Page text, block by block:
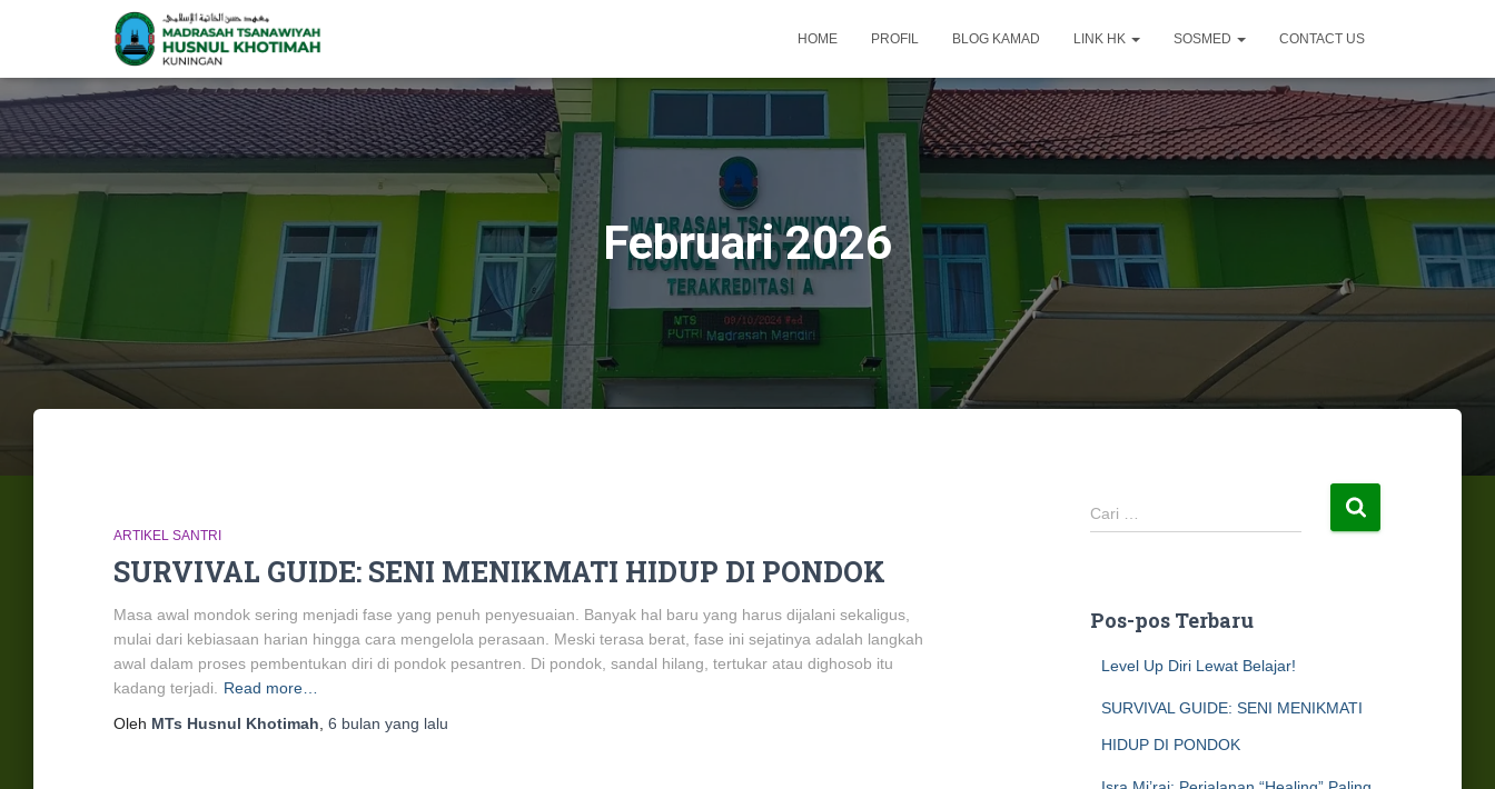
HOME PROFIL BLOG KAMAD LINK HK SOSMED CONTACT US
Februari 2026
ARTIKEL SANTRI
SURVIVAL GUIDE: SENI MENIKMATI HIDUP DI PONDOK
Masa awal mondok sering menjadi fase yang penuh penyesuaian. Banyak hal baru yang harus dijalani sekaligus,
mulai dari kebiasaan harian hingga cara mengelola perasaan. Meski terasa berat, fase ini sejatinya adalah langkah
awal dalam proses pembentukan diri di pondok pesantren. Di pondok, sandal hilang, tertukar atau dighosob itu
kadang terjadi.
Read more…
Oleh MTs Husnul Khotimah 6 bulan yang lalu
C
a
n
Cari …
Pos-pos Terbaru
Level Up Diri Lewat Belajar!
SURVIVAL GUIDE: SENI MENIKMATI
HIDUP DI PONDOK